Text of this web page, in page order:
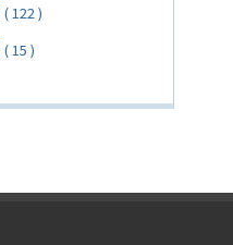
( 122 )
( 15 )